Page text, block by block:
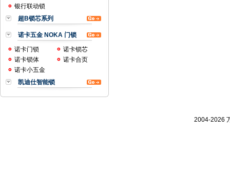
银行联动锁
超B锁芯系列
诺卡五金 NOKA 门锁
诺卡门锁
诺卡锁芯
诺卡锁体
诺卡合页
诺卡小五金
凯迪仕智能锁
2004-2026